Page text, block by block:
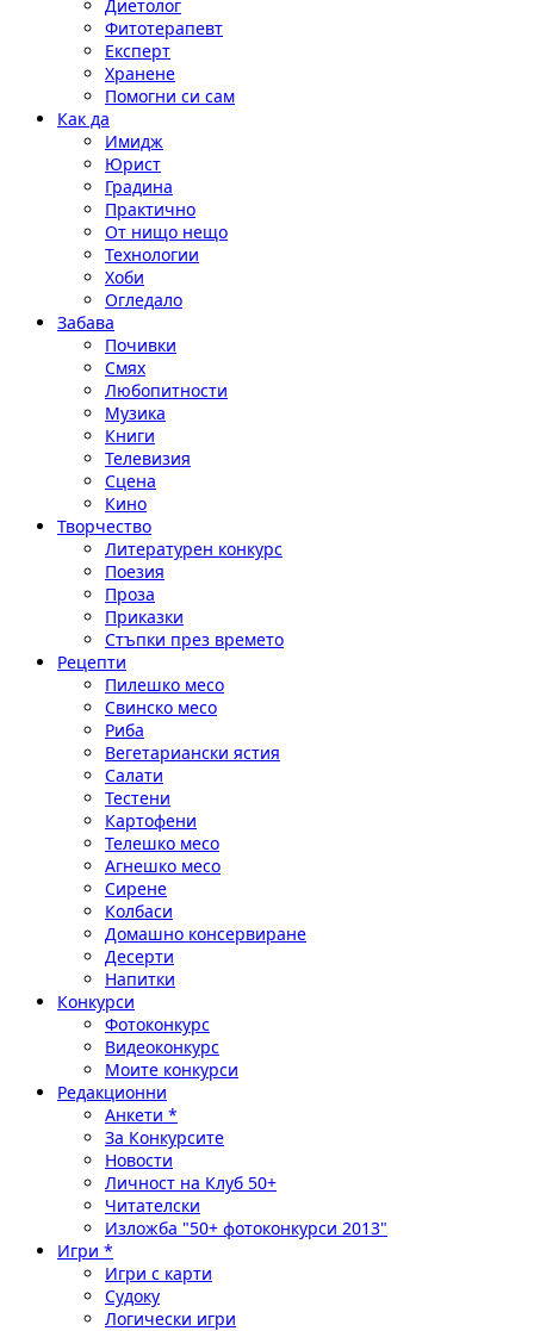
Диетолог
Фитотерапевт
Експерт
Хранене
Помогни си сам
Как да
Имидж
Юрист
Градина
Практично
От нищо нещо
Технологии
Хоби
Огледало
Забава
Почивки
Смях
Любопитности
Музика
Книги
Телевизия
Сцена
Кино
Творчество
Литературен конкурс
Поезия
Проза
Приказки
Стъпки през времето
Рецепти
Пилешко месо
Свинско месо
Риба
Вегетариански ястия
Салати
Тестени
Картофени
Телешко месо
Агнешко месо
Сирене
Колбаси
Домашно консервиране
Десерти
Напитки
Конкурси
Фотоконкурс
Видеоконкурс
Моите конкурси
Редакционни
Анкети *
За Конкурсите
Новости
Личност на Клуб 50+
Читателски
Изложба "50+ фотоконкурси 2013"
Игри *
Игри с карти
Судоку
Логически игри